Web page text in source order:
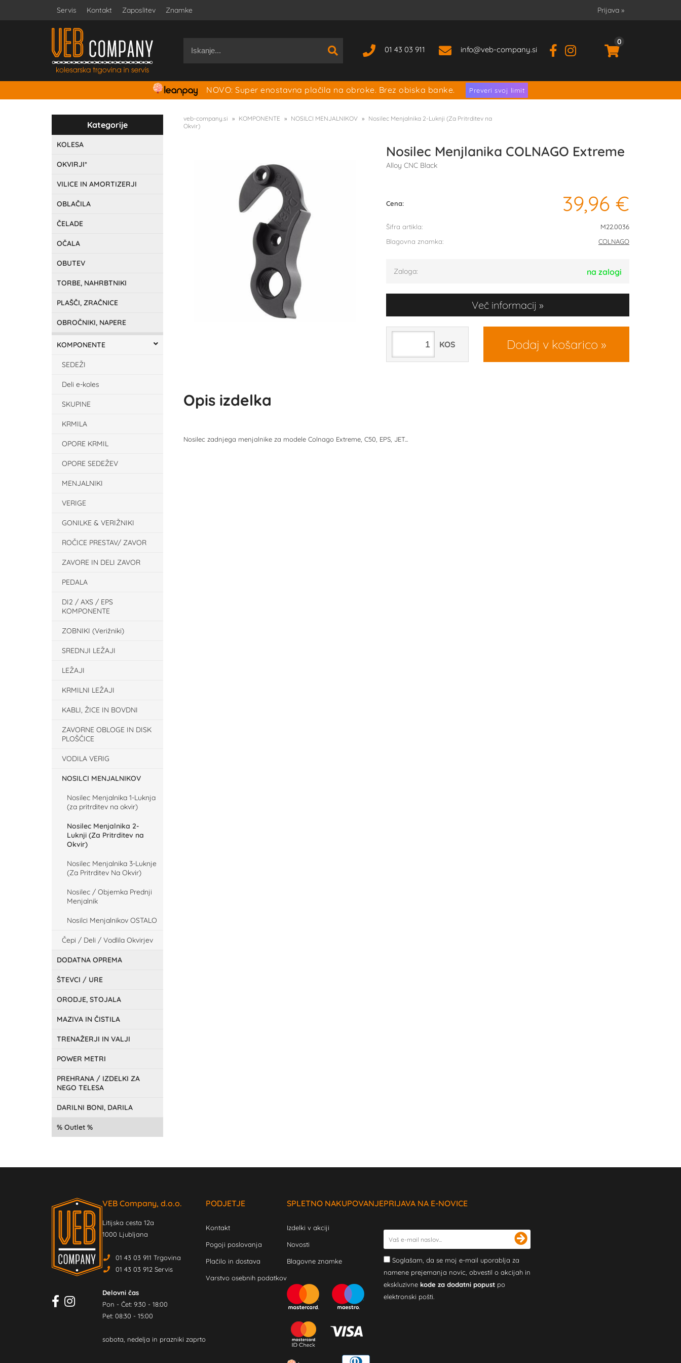
Servis Kontakt Zaposlitev Znamke Prijava »
01 43 03 911 info veb-company.si
0
NOVO: Super enostavna plačila na obroke. Brez obiska banke. Preveri svoj limit
Kategorije
KOLESA
OKVIRJI*
VILICE IN AMORTIZERJI
OBLAČILA
ČELADE
OČALA
OBUTEV
TORBE, NAHRBTNIKI
PLAŠČI, ZRAČNICE
OBROČNIKI, NAPERE
KOMPONENTE
SEDEŽI
Deli e-koles
SKUPINE
KRMILA
OPORE KRMIL
OPORE SEDEŽEV
MENJALNIKI
VERIGE
GONILKE & VERIŽNIKI
ROČICE PRESTAV/ ZAVOR
ZAVORE IN DELI ZAVOR
PEDALA
DI2 / AXS / EPS
KOMPONENTE
ZOBNIKI (Verižniki)
SREDNJI LEŽAJI
LEŽAJI
KRMILNI LEŽAJI
KABLI, ŽICE IN BOVDNI
ZAVORNE OBLOGE IN DISK
PLOŠČICE
VODILA VERIG
NOSILCI MENJALNIKOV
Nosilec Menjalnika 1-Luknja
(za pritrditev na okvir)
Nosilec Menjalnika 2-
Luknji (Za Pritrditev na
Okvir)
Nosilec Menjalnika 3-Luknje
(Za Pritrditev Na Okvir)
Nosilec / Objemka Prednji
Menjalnik
Nosilci Menjalnikov OSTALO
Čepi / Deli / Vodlila Okvirjev
DODATNA OPREMA
ŠTEVCI / URE
ORODJE, STOJALA
MAZIVA IN ČISTILA
TRENAŽERJI IN VALJI
POWER METRI
PREHRANA / IZDELKI ZA
NEGO TELESA
DARILNI BONI, DARILA
Outlet
veb-company.si KOMPONENTE NOSILCI MENJALNIKOV
Nosilec Menjalnika 2-Luknji (Za Pritrditev na
Okvir)
Nosilec Menjlanika COLNAGO Extreme
Alloy CNC Black
Cena: 39,96 €
Šifra artikla:
M22.0036
Blagovna znamka:
COLNAGO
Zaloga: na zalogi
Več informacij
Dodaj v košarico
KOS
Opis izdelka
Nosilec zadnjega menjalnike za modele Colnago Extreme, C50, EPS, JET...
VEB Company, d.o.o.
Litijska cesta 12a
1000 Ljubljana
01 43 03 911 Trgovina
01 43 03 912 Servis
Delovni čas
Pon - Čet: 9:30 - 18:00
Pet: 08:30 - 15:00
sobota, nedelja in prazniki zaprto
PODJETJE
Kontakt
Pogoji poslovanja
Plačilo in dostava
Varstvo osebnih podatkov
SPLETNO NAKUPOVANJE
Izdelki v akciji
Novosti
Blagovne znamke
PRIJAVA NA E-NOVICE
Soglašam, da se moj e-mail uporablja za
namene prejemanja novic, obvestil o akcijah in
ekskluzivne kode za dodatni popust po
elektronski pošti.